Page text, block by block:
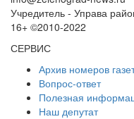
Учредитель - Управа
16+ ©2010-2022
СЕРВИС
Архив номеров
Вопрос-ответ
Полезная
Наш депутат